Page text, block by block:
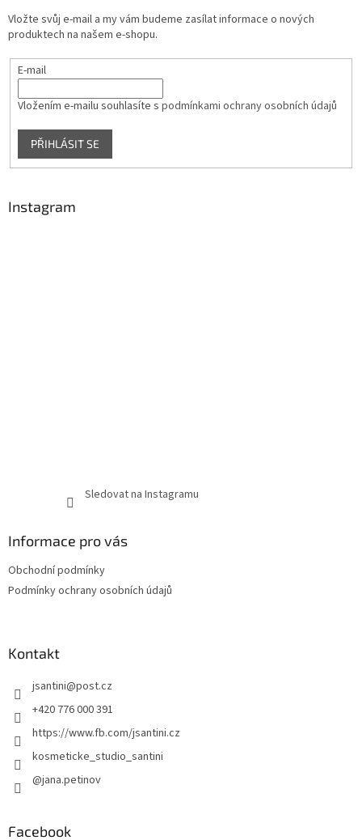
Vložte svůj e-mail a my vám budeme zasílat informace o nových
produktech na našem e-shopu.
E-mail
Vložením e-mailu souhlasíte s podmínkami ochrany osobních údajů
PŘIHLÁSIT SE
Instagram
Sledovat na Instagramu
Informace pro vás
Obchodní podmínky
Podmínky ochrany osobních údajů
Kontakt
jsantini@post.cz
+420 776 000 391
https://www.fb.com/jsantini.cz
kosmeticke_studio_santini
@jana.petinov
Facebook